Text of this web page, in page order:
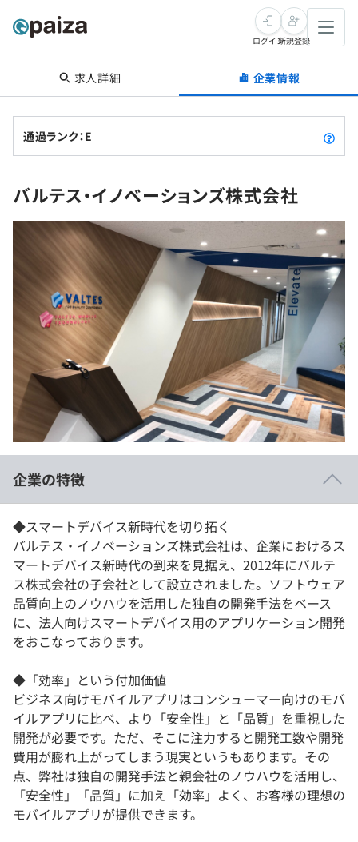
転職・キャリア
転職成功ガイド
転職エージェント
インタビュー
転職成功ガイド
新卒就活
求人検索
本選考
インターン
新卒エージェント
イベント・セミナー
インタビュー
学習
講座一覧
4択課題
ナレッジ
リファレンス
プラン
個人向けプラン
法人向けプラン
学校向けプラン
契約内容・クーポン
スキルチェック
プログラミング言語
SQL
評価結果一覧
再チャレンジ結果一覧
ゲーム・マンガ
メディア
Tech Team Journal
paiza times
paizaとは？
ログイン新規登録
求人詳細 企業情報
通過ランク：E
バルテス・イノベーションズ株式会社
企業の特徴
◆スマートデバイス新時代を切り拓く
バルテス・イノベーションズ株式会社は、企業におけるス
マートデバイス新時代の到来を見据え、2012年にバルテ
ス株式会社の子会社として設立されました。ソフトウェア
品質向上のノウハウを活用した独自の開発手法をベース
に、法人向けスマートデバイス用のアプリケーション開発
をおこなっております。
◆「効率」という付加価値
ビジネス向けモバイルアプリはコンシューマー向けのモバ
イルアプリに比べ、より「安全性」と「品質」を重視した
開発が必要です。ただ、そこに注力すると開発工数や開発
費用が膨れ上がってしまう現実というもあります。その
点、弊社は独自の開発手法と親会社のノウハウを活用し、
「安全性」「品質」に加え「効率」よく、お客様の理想の
モバイルアプリが提供できます。